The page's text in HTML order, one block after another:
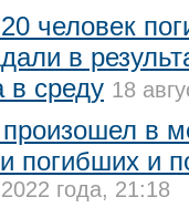
человек
в
в среду 18
в
погибших и
года, 21:18